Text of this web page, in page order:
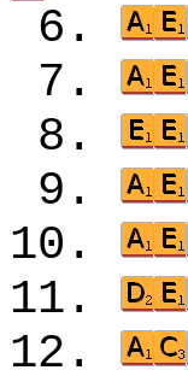
6.
7.
8.
9.
10.
11.
12.